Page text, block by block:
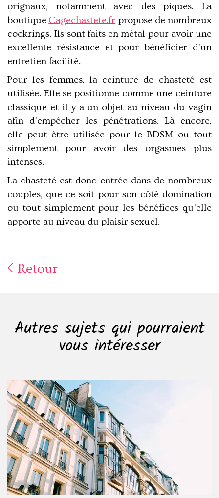
orignaux, notamment avec des piques. La
boutique Cagechastete.fr propose de nombreux
cockrings. Ils sont faits en métal pour avoir une
excellente résistance et pour bénéficier d'un
entretien facilité.
Pour les femmes, la ceinture de chasteté est
utilisée. Elle se positionne comme une ceinture
classique et il y a un objet au niveau du vagin
afin d'empêcher les pénétrations. Là encore,
elle peut être utilisée pour le BDSM ou tout
simplement pour avoir des orgasmes plus
intenses.
La chasteté est donc entrée dans de nombreux
couples, que ce soit pour son côté domination
ou tout simplement pour les bénéfices qu'elle
apporte au niveau du plaisir sexuel.
Retour
Autres sujets qui pourraient
vous intéresser